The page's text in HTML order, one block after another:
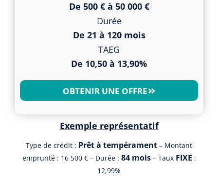
De 500 € à 50 000 €
Durée
De 21 à 120 mois
TAEG
De 10,50 à 13,90%
OBTENIR UNE OFFRE
Exemple représentatif
Type de crédit : Prêt à tempérament – Montant
emprunté : 16 500 € – Durée : 84 mois– Taux FIXE :
12,99%